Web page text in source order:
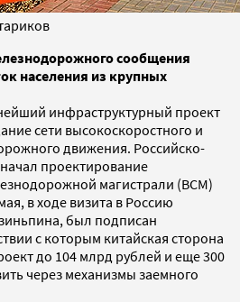
сообщения
населения из крупных
инфраструктурный проект
сети высокоскоростного и
движения. Российско-
проектирование
магистрали (ВСМ)
в ходе визита в Россию
был подписан
с которым китайская сторона
до 104 млрд рублей и еще 300
через механизмы заемного